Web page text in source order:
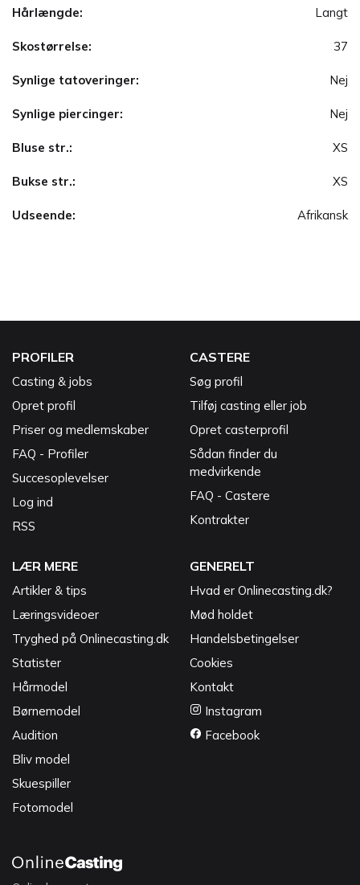
Hårlængde: Langt
Skostørrelse: 37
Synlige tatoveringer: Nej
Synlige piercinger: Nej
Bluse str.: XS
Bukse str.: XS
Udseende: Afrikansk
PROFILER
Casting & jobs
Opret profil
Priser og medlemskaber
FAQ - Profiler
Succesoplevelser
Log ind
RSS
CASTERE
Søg profil
Tilføj casting eller job
Opret casterprofil
Sådan finder du
medvirkende
FAQ - Castere
Kontrakter
LÆR MERE
Artikler & tips
Læringsvideoer
Tryghed på Onlinecasting.dk
Statister
Hårmodel
Børnemodel
Audition
Bliv model
Skuespiller
Fotomodel
GENERELT
Hvad er Onlinecasting.dk?
Mød holdet
Handelsbetingelser
Cookies
Kontakt
Instagram
Facebook